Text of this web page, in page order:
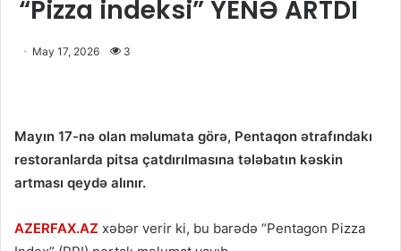
“Pizza indeksi” YENƏ ARTDI
May 17, 2026 3
Mayın 17-nə olan məlumata görə, Pentaqon ətrafındakı
restoranlarda pitsa çatdırılmasına tələbatın kəskin
artması qeydə alınır.
AZERFAX.AZ xəbər verir ki, bu barədə “Pentagon Pizza